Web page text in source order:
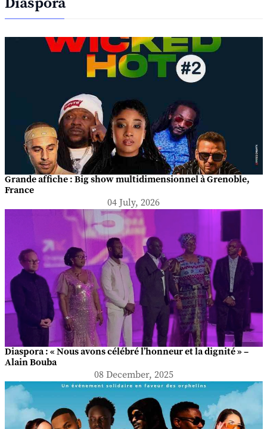
Grande affiche : Big show multidimensionnel à Grenoble,
France
04 July, 2026
Diaspora : « Nous avons célébré l’honneur et la dignité » –
Alain Bouba
08 December, 2025